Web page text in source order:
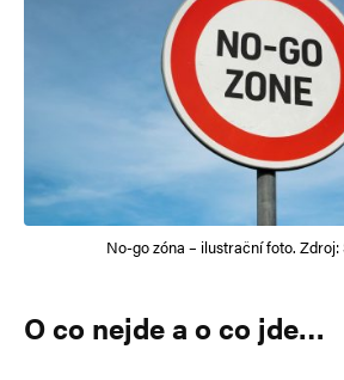
No-go zóna – ilustrační foto.
O co nejde a o co jde…